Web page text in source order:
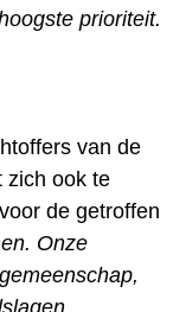
prioriteit.
van de
zich ook te
de getroffen
Onze